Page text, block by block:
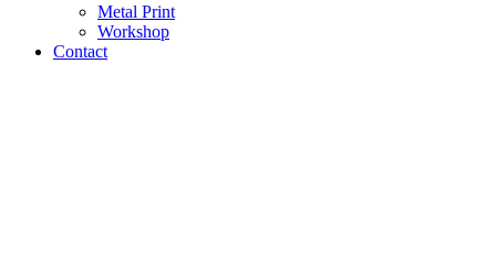
Metal Print
Workshop
Contact